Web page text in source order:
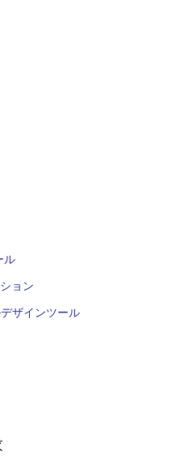
ル
ョン
ザインツール